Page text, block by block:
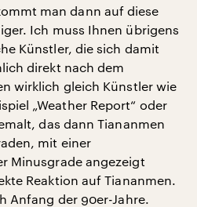
man dann auf diese
Ich muss Ihnen übrigens
Künstler, die sich damit
direkt nach dem
wirklich gleich Künstler wie
„Weather Report“ oder
das dann Tiananmen
mit einer
Minusgrade angezeigt
Reaktion auf Tiananmen.
Anfang der 90er-Jahre.